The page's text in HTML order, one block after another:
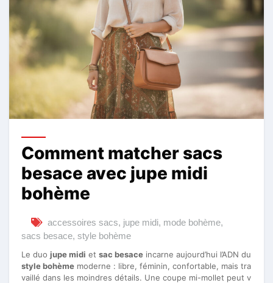
Comment matcher sacs
besace avec jupe midi
bohème
accessoires sacs, jupe midi, mode bohème,
sacs besace, style bohème
Le duo jupe midi et sac besace incarne aujourd’hui l’ADN du
style bohème moderne : libre, féminin, confortable, mais tra
vaillé dans les moindres détails. Une coupe mi-mollet peut v